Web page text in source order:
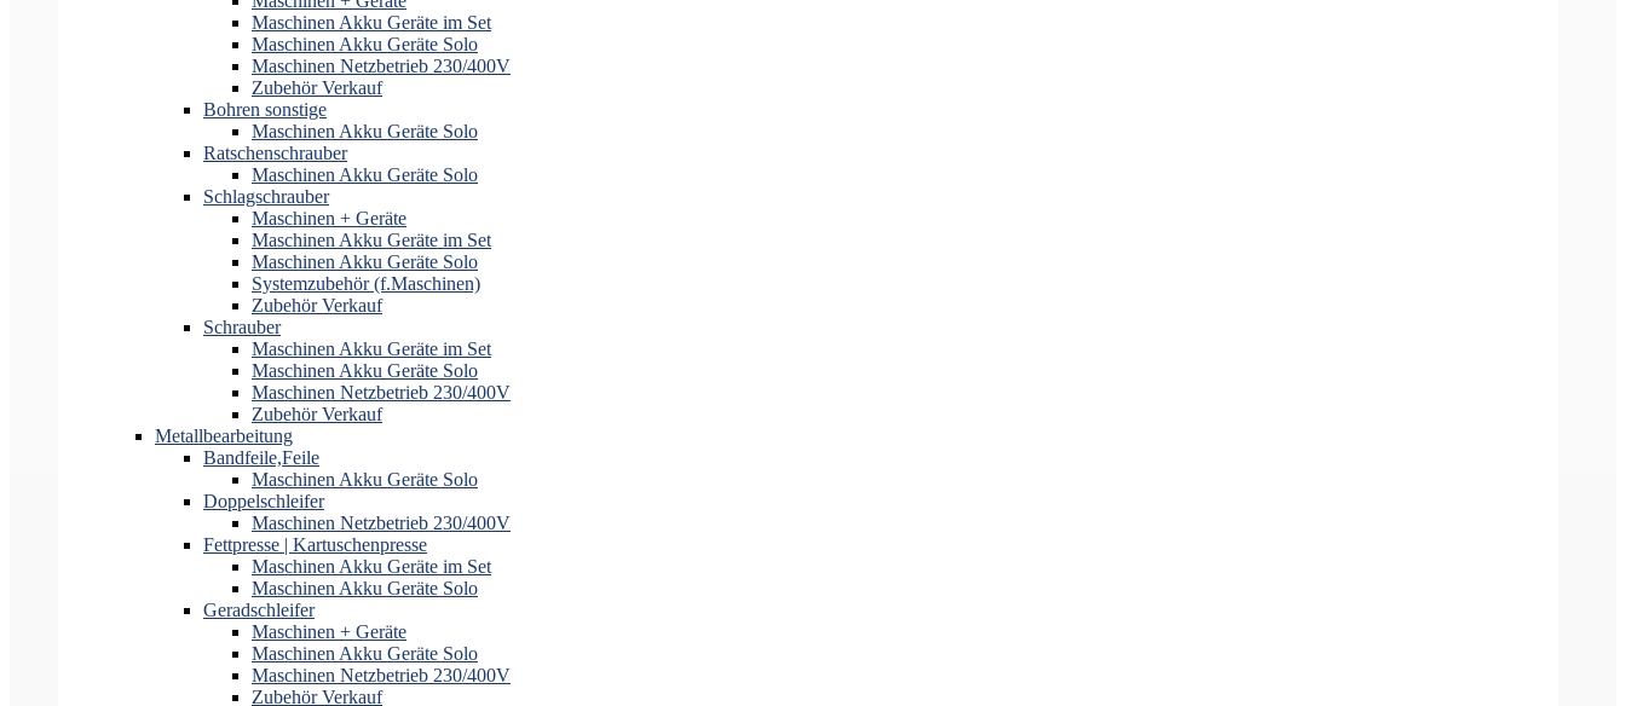
Maschinen Akku Geräte im Set
Maschinen Akku Geräte Solo
Maschinen Netzbetrieb 230/400V
Zubehör Verkauf
Bohren sonstige
Maschinen Akku Geräte Solo
Ratschenschrauber
Maschinen Akku Geräte Solo
Schlagschrauber
Maschinen + Geräte
Maschinen Akku Geräte im Set
Maschinen Akku Geräte Solo
Systemzubehör (f.Maschinen)
Zubehör Verkauf
Schrauber
Maschinen Akku Geräte im Set
Maschinen Akku Geräte Solo
Maschinen Netzbetrieb 230/400V
Zubehör Verkauf
Metallbearbeitung
Bandfeile,Feile
Maschinen Akku Geräte Solo
Doppelschleifer
Maschinen Netzbetrieb 230/400V
Fettpresse | Kartuschenpresse
Maschinen Akku Geräte im Set
Maschinen Akku Geräte Solo
Geradschleifer
Maschinen + Geräte
Maschinen Akku Geräte Solo
Maschinen Netzbetrieb 230/400V
Zubehör Verkauf